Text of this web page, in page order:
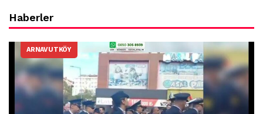
Haberler
ARNAVUTKÖY